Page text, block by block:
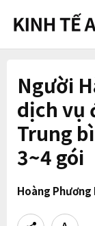
Người
dịch vụ
Trung
3~4 gói
Hoàng Phương